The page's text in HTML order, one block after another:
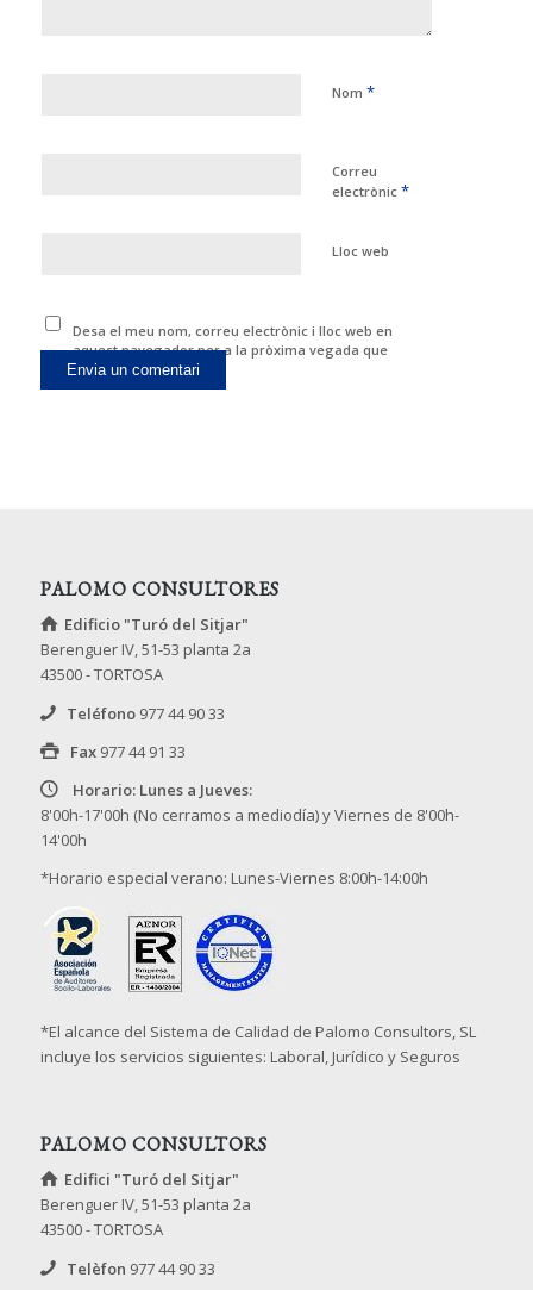
Nom *
Correu
electrònic *
Lloc web
Desa el meu nom, correu electrònic i lloc web en
aquest navegador per a la pròxima vegada que
comenti.
PALOMO CONSULTORES
Edificio "Turó del Sitjar"
Berenguer IV, 51-53 planta 2a
43500 - TORTOSA
Teléfono 977 44 90 33
Fax 977 44 91 33
Horario: Lunes a Jueves:
8'00h-17'00h (No cerramos a mediodía) y Viernes de 8'00h-
14'00h
*Horario especial verano: Lunes-Viernes 8:00h-14:00h
*El alcance del Sistema de Calidad de Palomo Consultors, SL
incluye los servicios siguientes: Laboral, Jurídico y Seguros
PALOMO CONSULTORS
Edifici "Turó del Sitjar"
Berenguer IV, 51-53 planta 2a
43500 - TORTOSA
Telèfon 977 44 90 33